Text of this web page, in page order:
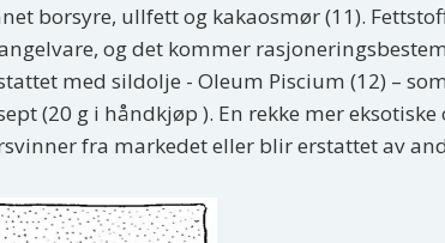
borsyre, ullfett og kakaosmør (11).
og det kommer
med sildolje - Oleum Piscium (12) –
(20 g i håndkjøp ). En rekke mer
fra markedet eller blir erstattet av